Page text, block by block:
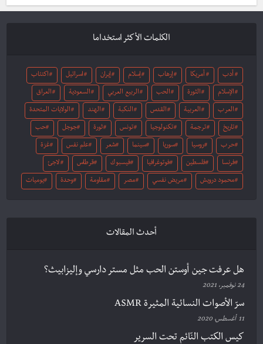
الكلمات الأكثر استخداما
أدب أمريكا إرهاب إسلام إيران اسرائيل اكتئاب
الإسلام الثورة الحب الربيع العربي السعودية العراق
العرب العربية القدس النكبة الهند الولايات المتحدة
تاريخ ترجمة تكنولوجيا تونس ثورة جوجل حب
حرب روسيا سوريا سينما شعر علم نفس غزة
فرنسا فلسطين فوتوغرافيا فيسبوك قرطاس لاجئ
محمود درويش مريض نفسي مصر مقاومة وحدة يوميات
أحدث المقالات
هل عرفت جين أوستن الحب مثل مستر دارسي وإليزابيث؟
24 نوفمبر، 2021
سرّ الأصوات النسائية المثيرة ASMR
11 أغسطس، 2020
كيس الكتب النّائم تحت السرير